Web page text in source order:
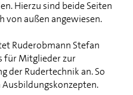
Hierzu sind beide Seiten
von außen angewiesen.
Ruderobmann Stefan
für Mitglieder zur
der Rudertechnik an. So